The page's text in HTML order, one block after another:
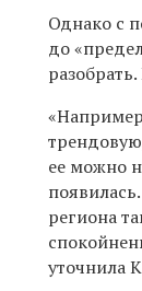
Однако с
до
ее можно
региона
уточнила